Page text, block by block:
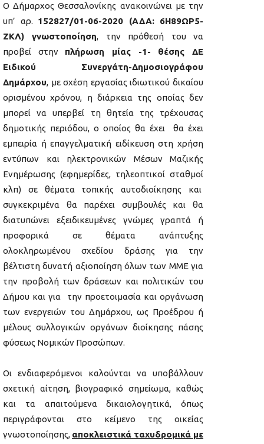
Ο Δήμαρχος Θεσσαλονίκης ανακοινώνει με την
υπ’ αρ. 152827/01-06-2020 (ΑΔΑ: 6Η89ΩΡ5-
ΖΚΛ) γνωστοποίηση, την πρόθεσή του να
προβεί στην πλήρωση μίας -1- θέσης ΔΕ
Ειδικού Συνεργάτη-Δημοσιογράφου
Δημάρχου, με σχέση εργασίας ιδιωτικού δικαίου
ορισμένου χρόνου, η διάρκεια της οποίας δεν
μπορεί να υπερβεί τη θητεία της τρέχουσας
δημοτικής περιόδου, ο οποίος θα έχει θα έχει
εμπειρία ή επαγγελματική ειδίκευση στη χρήση
εντύπων και ηλεκτρονικών Μέσων Μαζικής
Ενημέρωσης (εφημερίδες, τηλεοπτικοί σταθμοί
κλπ) σε θέματα τοπικής αυτοδιοίκησης και
συγκεκριμένα θα παρέχει συμβουλές και θα
διατυπώνει εξειδικευμένες γνώμες γραπτά ή
προφορικά σε θέματα ανάπτυξης
ολοκληρωμένου σχεδίου δράσης για την
βέλτιστη δυνατή αξιοποίηση όλων των ΜΜΕ για
την προβολή των δράσεων και πολιτικών του
Δήμου και για την προετοιμασία και οργάνωση
των ενεργειών του Δημάρχου, ως Προέδρου ή
μέλους συλλογικών οργάνων διοίκησης πάσης
φύσεως Νομικών Προσώπων.
Οι ενδιαφερόμενοι καλούνται να υποβάλλουν
σχετική αίτηση, βιογραφικό σημείωμα, καθώς
και τα απαιτούμενα δικαιολογητικά, όπως
περιγράφονται στο κείμενο της οικείας
γνωστοποίησης, αποκλειστικά ταχυδρομικά με